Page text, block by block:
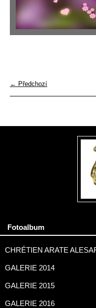
← Předchozí
Fotoalbum
CHRÉTIEN ARATE
GALERIE 2014
GALERIE 2015
GALERIE 2016